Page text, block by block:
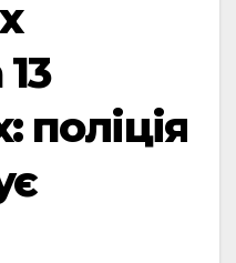
поліція